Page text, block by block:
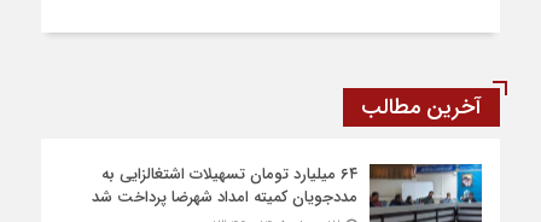
آخرین مطالب
۶۴ میلیارد تومان تسهیلات اشتغالزایی به
مددجویان کمیته امداد شهرضا پرداخت شد